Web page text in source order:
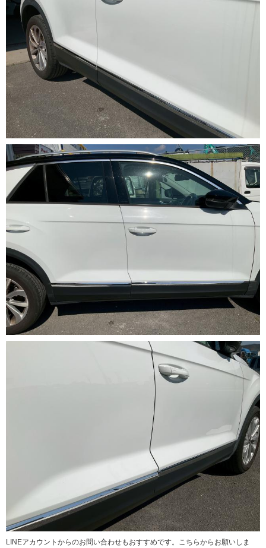
LINEアカウントからのお問い合わせもおすすめです。こちらからお願いしま